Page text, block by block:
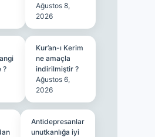
Ağustos 8,
2026
?
Kur’an-ı Kerim
ne amaçla
indirilmiştir ?
Ağustos 6,
2026
Antidepresanlar
unutkanlığa iyi